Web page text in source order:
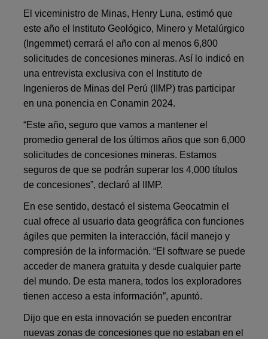
El viceministro de Minas, Henry Luna, estimó que
este año el Instituto Geológico, Minero y Metalúrgico
(Ingemmet) cerrará el año con al menos 6,800
solicitudes de concesiones mineras. Así lo indicó en
una entrevista exclusiva con el Instituto de
Ingenieros de Minas del Perú (IIMP) tras participar
en una ponencia en Conamin 2024.
“Este año, seguro que vamos a mantener el
promedio general de los últimos años que son 6,000
solicitudes de concesiones mineras. Estamos
seguros de que se podrán superar los 4,000 títulos
de concesiones”, declaró al IIMP.
En ese sentido, destacó el sistema Geocatmin el
cual ofrece al usuario data geográfica con funciones
ágiles que permiten la interacción, fácil manejo y
compresión de la información. “El software se puede
acceder de manera gratuita y desde cualquier parte
del mundo. De esta manera, todos los exploradores
tienen acceso a esta información”, apuntó.
Dijo que en esta innovación se pueden encontrar
nuevas zonas de concesiones que no estaban en el